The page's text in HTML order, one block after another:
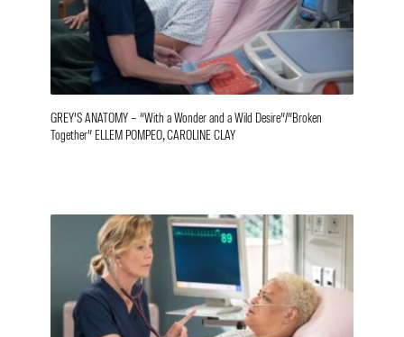
GREY’S ANATOMY – “With a Wonder and a Wild Desire”/”Broken
Together” ELLEM POMPEO, CAROLINE CLAY